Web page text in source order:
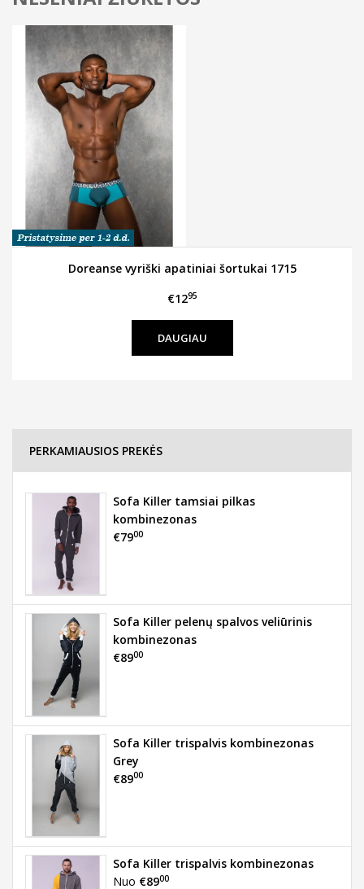
Doreanse vyriški apatiniai šortukai 1715
€1295
DAUGIAU
PERKAMIAUSIOS PREKĖS
Sofa Killer tamsiai pilkas
kombinezonas
€7900
Sofa Killer pelenų spalvos veliūrinis
kombinezonas
€8900
Sofa Killer trispalvis kombinezonas
Grey
€8900
Sofa Killer trispalvis kombinezonas
Nuo €8900